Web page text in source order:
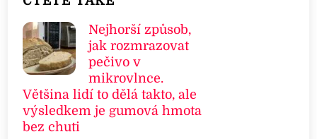
Nejhorší způsob,
jak rozmrazovat
pečivo v
mikrovlnce.
Většina lidí to dělá takto, ale
výsledkem je gumová hmota
bez chuti